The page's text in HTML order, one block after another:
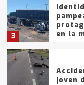
3
en la
joven